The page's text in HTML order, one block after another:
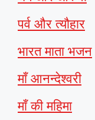
पर्व और त्यौहार
भारत माता भजन
माँ आनन्देश्वरी
माँ की महिमा